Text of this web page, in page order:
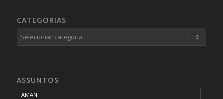
CATEGORIAS
Categorias
ASSUNTOS
AMANF